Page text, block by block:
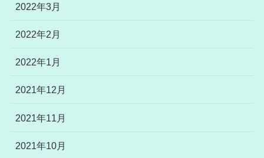
2022年3月
2022年2月
2022年1月
2021年12月
2021年11月
2021年10月